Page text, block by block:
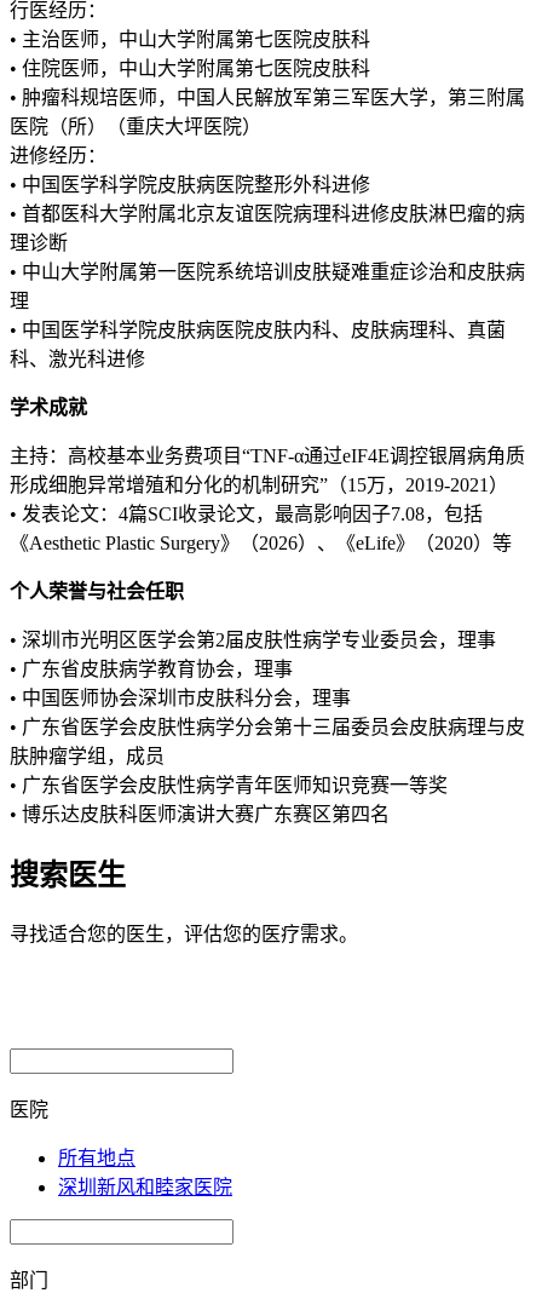
行医经历：
• 主治医师，中山大学附属第七医院皮肤科
• 住院医师，中山大学附属第七医院皮肤科
• 肿瘤科规培医师，中国人民解放军第三军医大学，第三附属
医院（所）（重庆大坪医院）
进修经历：
• 中国医学科学院皮肤病医院整形外科进修
• 首都医科大学附属北京友谊医院病理科进修皮肤淋巴瘤的病
理诊断
• 中山大学附属第一医院系统培训皮肤疑难重症诊治和皮肤病
理
• 中国医学科学院皮肤病医院皮肤内科、皮肤病理科、真菌
科、激光科进修
学术成就
主持：高校基本业务费项目“TNF-α通过eIF4E调控银屑病角质
形成细胞异常增殖和分化的机制研究”（15万，2019-2021）
• 发表论文：4篇SCI收录论文，最高影响因子7.08，包括
《Aesthetic Plastic Surgery》（2026）、《eLife》（2020）等
个人荣誉与社会任职
• 深圳市光明区医学会第2届皮肤性病学专业委员会，理事
• 广东省皮肤病学教育协会，理事
• 中国医师协会深圳市皮肤科分会，理事
• 广东省医学会皮肤性病学分会第十三届委员会皮肤病理与皮
肤肿瘤学组，成员
• 广东省医学会皮肤性病学青年医师知识竞赛一等奖
• 博乐达皮肤科医师演讲大赛广东赛区第四名
搜索医生
寻找适合您的医生，评估您的医疗需求。
医院
所有地点
深圳新风和睦家医院
部门